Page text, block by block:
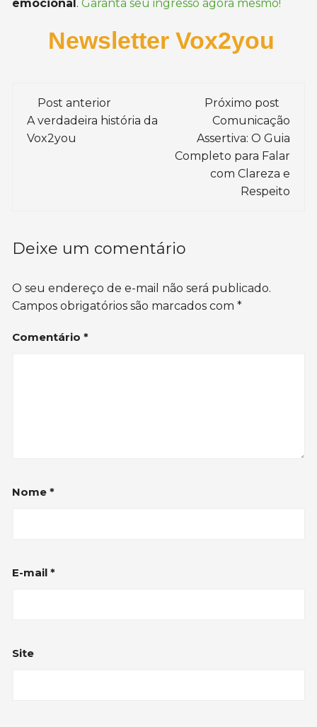
emocional .Garanta seu ingresso agora mesmo!
Newsletter Vox2you
Navegação
de
post
Post anterior
A verdadeira história da
Vox2you
Próximo post
Comunicação
Assertiva: O Guia
Completo para Falar
com Clareza e
Respeito
Deixe um comentário
O seu endereço de e-mail não será publicado.
Campos obrigatórios são marcados com*
Comentário*
Nome*
E-mail*
Site